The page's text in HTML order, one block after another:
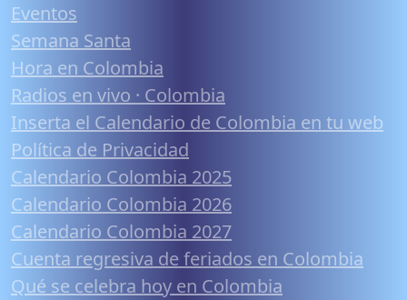
Eventos
Semana Santa
Hora en Colombia
Radios en vivo · Colombia
Inserta el Calendario de Colombia en tu web
Política de Privacidad
Calendario Colombia 2025
Calendario Colombia 2026
Calendario Colombia 2027
Cuenta regresiva de feriados en Colombia
Qué se celebra hoy en Colombia